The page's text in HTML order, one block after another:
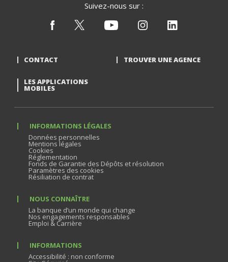
Suivez-nous sur :
CONTACT TROUVER UNE AGENCE
LES APPLICATIONS
MOBILES
INFORMATIONS LÉGALES
Données personnelles
Mentions légales
Cookies
Réglementation
Fonds de Garantie des Dépôts et résolution
Paramètres des cookies
Résiliation de contrat
NOUS CONNAÎTRE
La banque d’un monde qui change
Nos engagements responsables
Emploi & Carrière
INFORMATIONS
Accessibilité : non conforme